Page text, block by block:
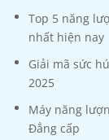
Top 5 năng
nhất hiện nay
Giải mã sức
2025
Máy năng
Đẳng cấp